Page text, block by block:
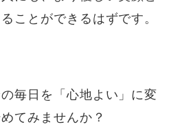
ことができるはずです。
毎日を「心地よい」に変
てみませんか？